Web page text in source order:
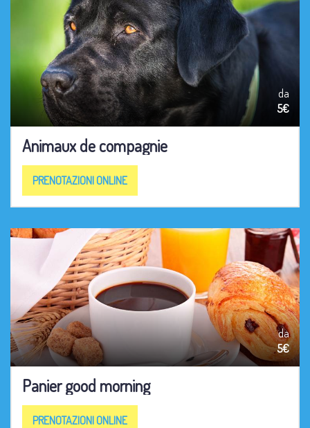
da
5€
Animaux de compagnie
PRENOTAZIONI ONLINE
da
5€
Panier good morning
PRENOTAZIONI ONLINE